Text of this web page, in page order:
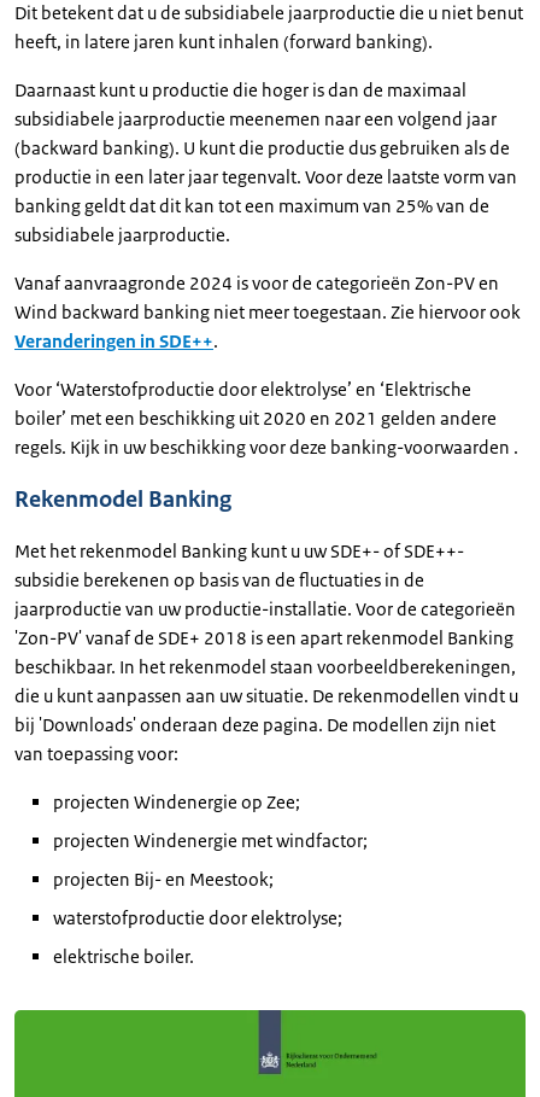
Dit betekent dat u de subsidiabele jaarproductie die u niet benut
heeft, in latere jaren kunt inhalen (forward banking).
Daarnaast kunt u productie die hoger is dan de maximaal
subsidiabele jaarproductie meenemen naar een volgend jaar
(backward banking). U kunt die productie dus gebruiken als de
productie in een later jaar tegenvalt. Voor deze laatste vorm van
banking geldt dat dit kan tot een maximum van 25% van de
subsidiabele jaarproductie.
Vanaf aanvraagronde 2024 is voor de categorieën Zon-PV en
Wind backward banking niet meer toegestaan. Zie hiervoor ook
Veranderingen in SDE++.
Voor ‘Waterstofproductie door elektrolyse’ en ‘Elektrische
boiler’ met een beschikking uit 2020 en 2021 gelden andere
regels. Kijk in uw beschikking voor deze banking-voorwaarden .
Rekenmodel Banking
Met het rekenmodel Banking kunt u uw SDE+- of SDE++-
subsidie berekenen op basis van de fluctuaties in de
jaarproductie van uw productie-installatie. Voor de categorieën
'Zon-PV' vanaf de SDE+ 2018 is een apart rekenmodel Banking
beschikbaar. In het rekenmodel staan voorbeeldberekeningen,
die u kunt aanpassen aan uw situatie. De rekenmodellen vindt u
bij 'Downloads' onderaan deze pagina. De modellen zijn niet
van toepassing voor:
projecten Windenergie op Zee;
projecten Windenergie met windfactor;
projecten Bij- en Meestook;
waterstofproductie door elektrolyse;
elektrische boiler.